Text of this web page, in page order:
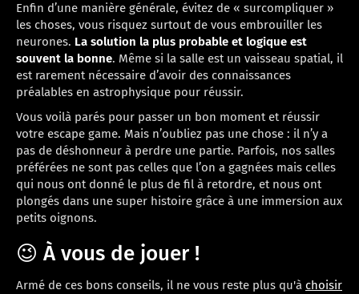
Enfin d’une manière générale, évitez de « surcompliquer »
les choses, vous risquez surtout de vous embrouiller les
neurones. La solution la plus probable et logique est
souvent la bonne. Même si la salle est un vaisseau spatial, il
est rarement nécessaire d’avoir des connaissances
préalables en astrophysique pour réussir.
Vous voilà parés pour passer un bon moment et réussir
votre escape game. Mais n’oubliez pas une chose : il n’y a
pas de déshonneur à perdre une partie. Parfois, nos salles
préférées ne sont pas celles que l’on a gagnées mais celles
qui nous ont donné le plus de fil à retordre, et nous ont
plongés dans une super histoire grâce à une immersion aux
petits oignons.
😉 À vous de jouer !
Armé de ces bons conseils, il ne vous reste plus qu'à choisir